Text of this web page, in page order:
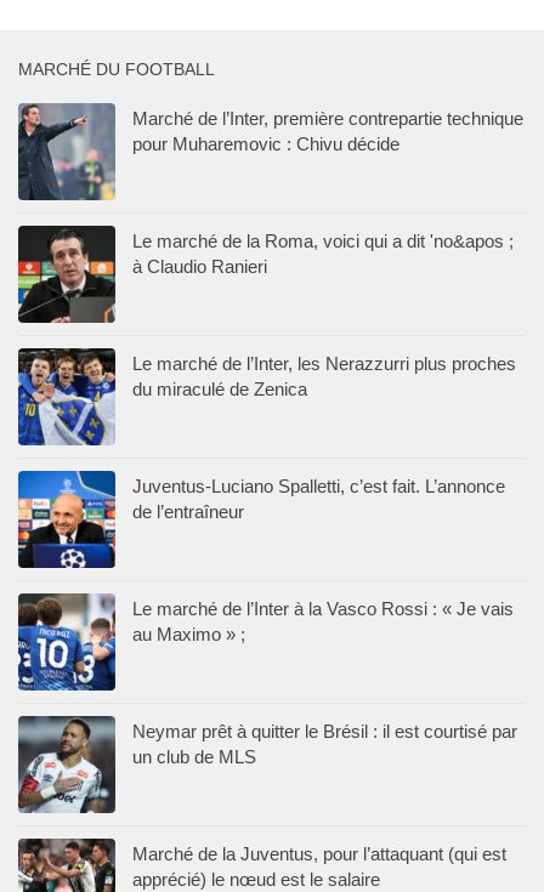
MARCHÉ DU FOOTBALL
Marché de l’Inter, première contrepartie technique
pour Muharemovic : Chivu décide
Le marché de la Roma, voici qui a dit 'no&apos ;
à Claudio Ranieri
Le marché de l’Inter, les Nerazzurri plus proches
du miraculé de Zenica
Juventus-Luciano Spalletti, c’est fait. L’annonce
de l’entraîneur
Le marché de l’Inter à la Vasco Rossi : « Je vais
au Maximo » ;
Neymar prêt à quitter le Brésil : il est courtisé par
un club de MLS
Marché de la Juventus, pour l’attaquant (qui est
apprécié) le nœud est le salaire